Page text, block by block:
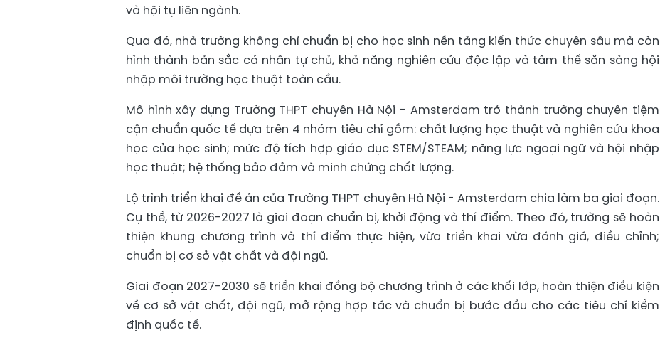
và hội tụ liên ngành.
Qua đó, nhà trường không chỉ chuẩn bị cho học sinh nền tảng kiến thức chuyên sâu mà còn
hình thành bản sắc cá nhân tự chủ, khả năng nghiên cứu độc lập và tâm thế sẵn sàng hội
nhập môi trường học thuật toàn cầu.
Mô hình xây dựng Trường THPT chuyên Hà Nội - Amsterdam trở thành trường chuyên tiệm
cận chuẩn quốc tế dựa trên 4 nhóm tiêu chí gồm: chất lượng học thuật và nghiên cứu khoa
học của học sinh; mức độ tích hợp giáo dục STEM/STEAM; năng lực ngoại ngữ và hội nhập
học thuật; hệ thống bảo đảm và minh chứng chất lượng.
Lộ trình triển khai đề án của Trường THPT chuyên Hà Nội - Amsterdam chia làm ba giai đoạn.
Cụ thể, từ 2026-2027 là giai đoạn chuẩn bị, khởi động và thí điểm. Theo đó, trường sẽ hoàn
thiện khung chương trình và thí điểm thực hiện, vừa triển khai vừa đánh giá, điều chỉnh;
chuẩn bị cơ sở vật chất và đội ngũ.
Giai đoạn 2027-2030 sẽ triển khai đồng bộ chương trình ở các khối lớp, hoàn thiện điều kiện
về cơ sở vật chất, đội ngũ, mở rộng hợp tác và chuẩn bị bước đầu cho các tiêu chí kiểm
định quốc tế.